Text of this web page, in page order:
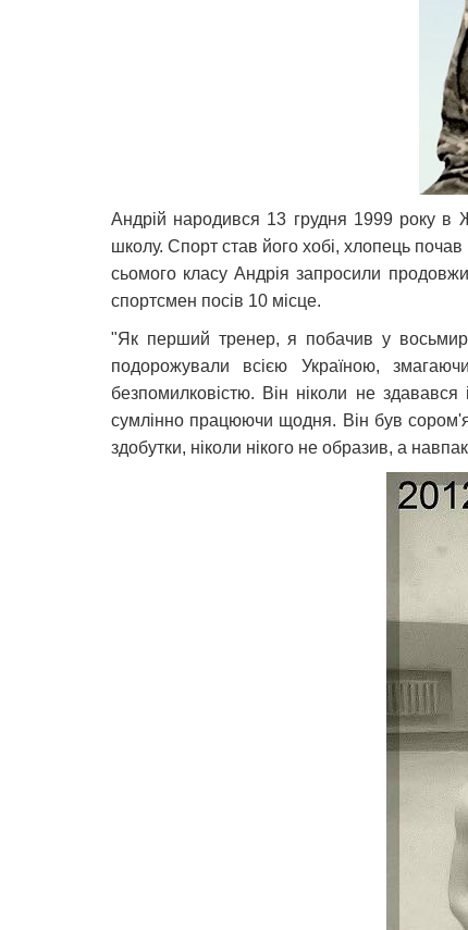
Андрій народився 13 грудня 1999 року в
школу. Спорт став його хобі, хлопець почав
сьомого класу Андрія запросили
спортсмен посів 10 місце.
"Як перший тренер, я побачив у
подорожували всією Україною,
безпомилковістю. Він ніколи не
сумлінно працюючи щодня. Він був
здобутки, ніколи нікого не образив, а